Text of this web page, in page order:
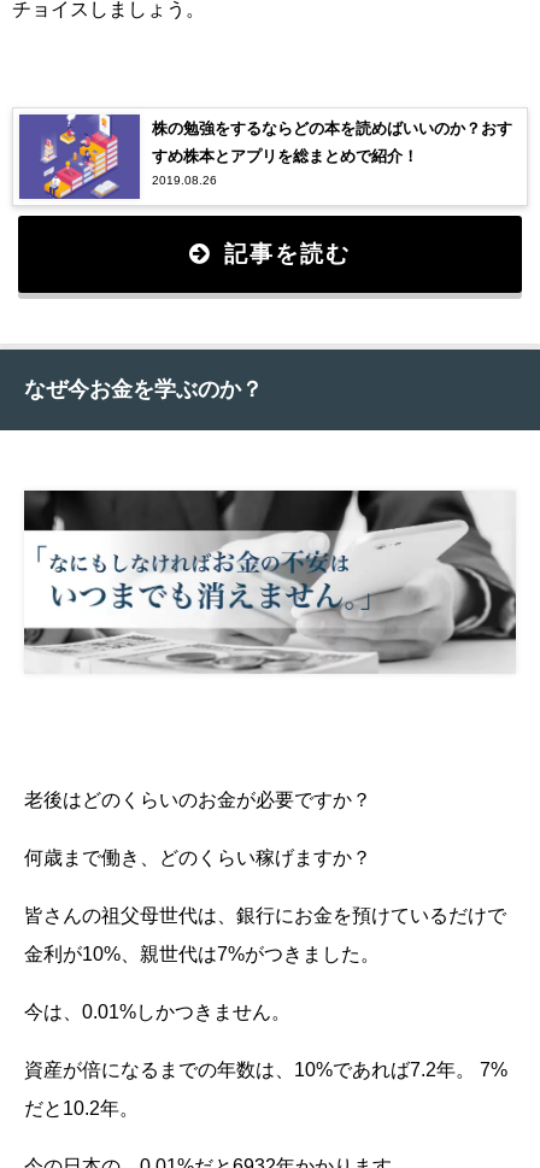
チョイスしましょう。
株の勉強をするならどの本を読めばいいのか？おす
すめ株本とアプリを総まとめで紹介！
2019.08.26
記事を読む
なぜ今お金を学ぶのか？
老後はどのくらいのお金が必要ですか？
何歳まで働き、どのくらい稼げますか？
皆さんの祖父母世代は、銀行にお金を預けているだけで
金利が10%、親世代は7%がつきました。
今は、0.01%しかつきません。
資産が倍になるまでの年数は、10%であれば7.2年。 7%
だと10.2年。